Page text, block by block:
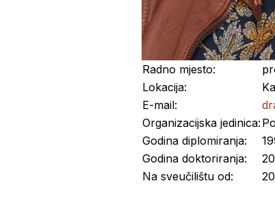
Radno mjesto:
Lokacija:
E-mail:
Organizacijska jedinica:
Godina diplomiranja:
Godina doktoriranja:
Na sveučilištu od: